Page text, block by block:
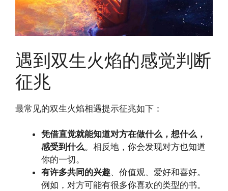
遇到双生火焰的感觉判断
征兆
最常见的双生火焰相遇提示征兆如下：
凭借直觉就能知道对方在做什么，想什么，
感受到什么。相反地，你会发现对方也知道
你的一切。
有许多共同的兴趣、价值观、爱好和喜好。
例如，对方可能有很多你喜欢的类型的书。